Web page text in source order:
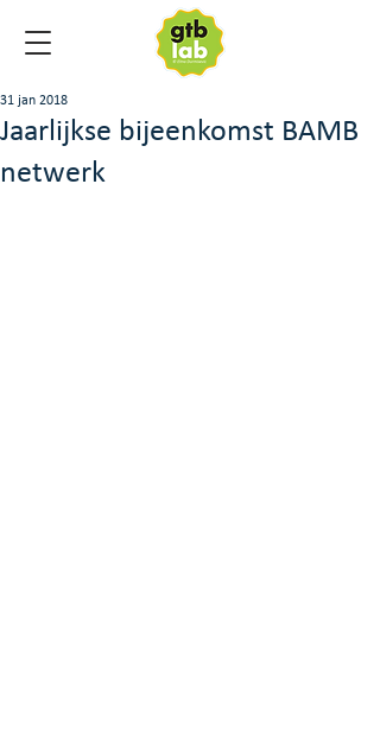
Jaarlijkse bijeenkomst BAMB
netwerk
31 jan 2018